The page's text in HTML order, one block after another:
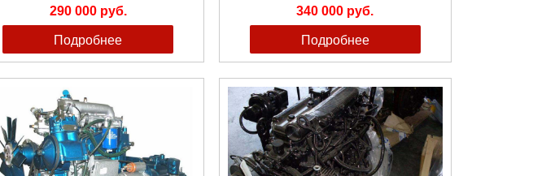
290 000 руб.
Подробнее
340 000 руб.
Подробнее